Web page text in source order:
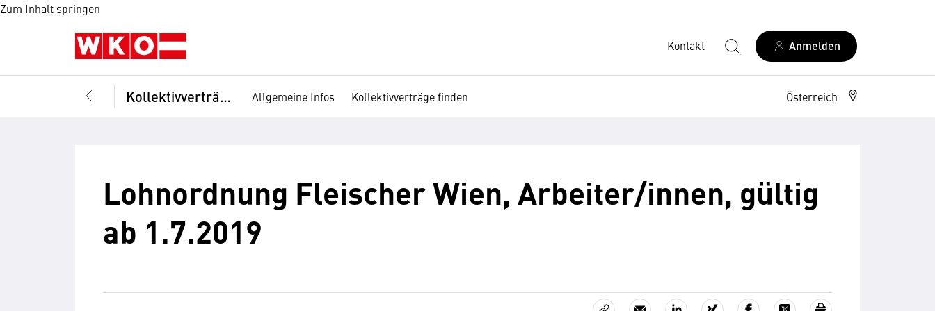
Zum Inhalt springen
Kontakt Anmelden
Kollektivverträge Allgemeine Infos Kollektivverträge finden Österreich
Lohnordnung Fleischer Wien, Arbeiter/innen, gültig
ab 1.7.2019